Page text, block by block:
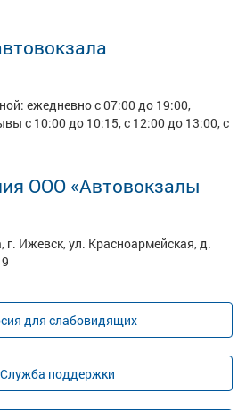
ежедневно с 07:00 до 19:00,
с 10:00 до 10:15, с 12:00 до 13:00, с
ООО «Автовокзалы
г. Ижевск, ул. Красноармейская, д.
для слабовидящих
Служба поддержки